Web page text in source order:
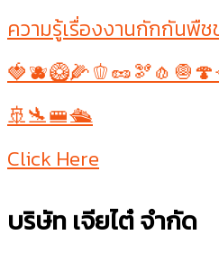
ความรู้เรื่องงานกักกันพื
🚢🛬🚝🛳
Click Here
บริษัท เจียไต๋ จำกัด